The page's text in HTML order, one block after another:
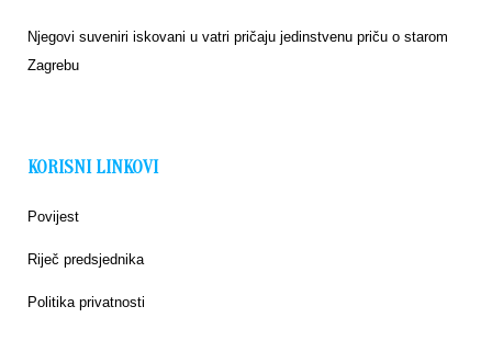
Njegovi suveniri iskovani u vatri pričaju jedinstvenu priču o starom
Zagrebu
KORISNI LINKOVI
Povijest
Riječ predsjednika
Politika privatnosti